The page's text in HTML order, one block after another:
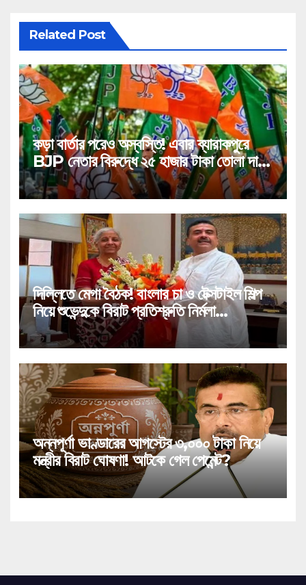
Related Post
কড়া বার্তার পরেও অস্বস্তি! এবার ব্যারাকপুরে
BJP নেতার বিরুদ্ধে ২৫ হাজার টাকা তোলা দাবির
গুরুতর অভিযোগ, ভাইরাল অডিও!
দিল্লিতে মেগা বৈঠক! বাংলার চা ও টেক্সটাইল শিল্প
নিয়ে শুভেন্দুকে বিরাট প্রতিশ্রুতি নির্মলা
সীতারামণের!
অন্নপূর্ণা ভাণ্ডারের আগস্টের ৩,০০০ টাকা নিয়ে
মন্ত্রীর বিরাট ঘোষণা! আটকে গেল পেমেন্ট?